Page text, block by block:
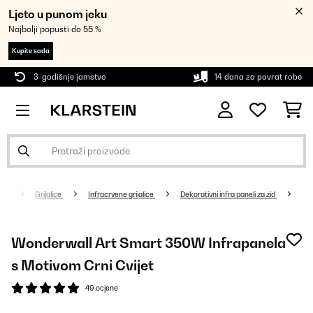
Ljeto u punom jeku
Najbolji popusti do 55 %
Kupite sada
3-godišnje jamstvo 14 dana za povrat robe
Grijalice Infracrvene grijalice Dekorativni infra paneli za zid
Wonderwall Art Smart 350W Infrapanela
s Motivom Crni Cvijet
49 ocjene